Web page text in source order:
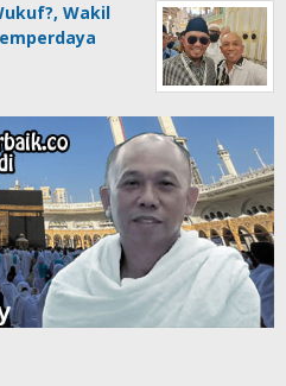
Wakil